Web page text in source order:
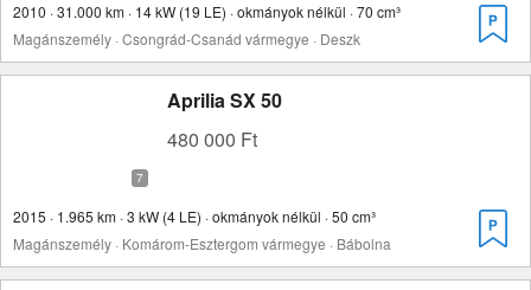
2010 · 31.000 km · 14 kW (19 LE) · okmányok nélkül · 70 cm³
Magánszemély · Csongrád-Csanád vármegye · Deszk
Aprilia SX 50
480 000 Ft
2015 · 1.965 km · 3 kW (4 LE) · okmányok nélkül · 50 cm³
Magánszemély · Komárom-Esztergom vármegye · Bábolna